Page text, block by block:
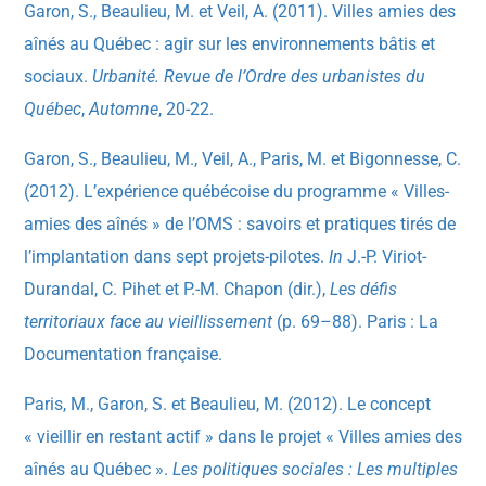
Garon, S., Beaulieu, M. et Veil, A. (2011). Villes amies des
aînés au Québec : agir sur les environnements bâtis et
sociaux. Urbanité. Revue de l’Ordre des urbanistes du
Québec, Automne, 20-22.
Garon, S., Beaulieu, M., Veil, A., Paris, M. et Bigonnesse, C.
(2012). L’expérience québécoise du programme « Villes-
amies des aînés » de l’OMS : savoirs et pratiques tirés de
l’implantation dans sept projets-pilotes. In J.-P. Viriot-
Durandal, C. Pihet et P.-M. Chapon (dir.), Les défis
territoriaux face au vieillissement (p. 69–88). Paris : La
Documentation française.
Paris, M., Garon, S. et Beaulieu, M. (2012). Le concept
« vieillir en restant actif » dans le projet « Villes amies des
aînés au Québec ». Les politiques sociales : Les multiples